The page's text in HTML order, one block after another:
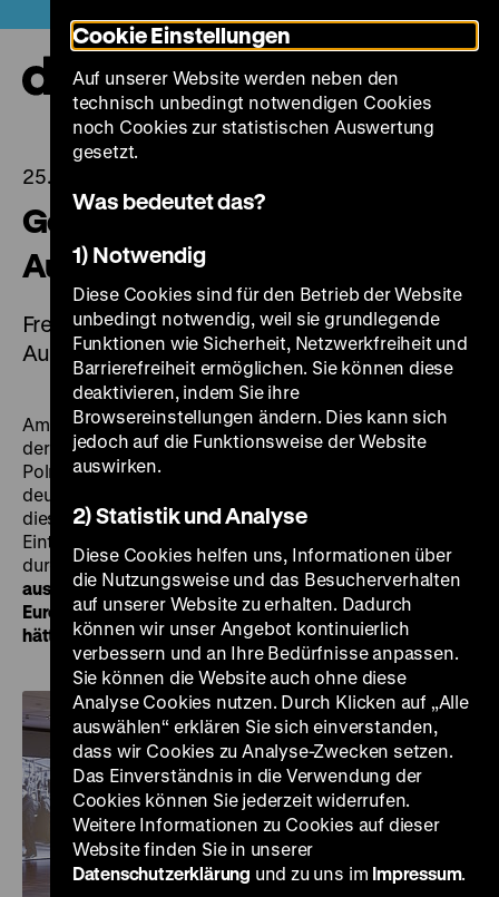
zum
Seiteninhalt
springen
25.07.2025
Gedenktag des Warschauer
Aufstands am 1. August
Freier Eintritt und kostenfreie Führungen am 1.
August 2025
Am Freitag, den 1. August 2025 jährt sich zum 81. Mal
der Beginn desWarschauer Aufstands
durch die
Polnische Heimatarmee (Armia Krajowa) gegen die
deutsche Besatzungsmacht im Jahr 1944. Anlässlich
dieses historischen Datums laden wir bei freiem
Eintritt zu einem kostenfreien
durch die aktuellen Wechselausstellungen„Gewalt
ausstellen: Erste Ausstellungen zur NS-Besatzung in
Europa, 1945-1948“und„Roads not Taken. Oder: Es
hätte auch anders kommen können“in den Pei-Bau ein.
Cookie Einstellungen
Auf unserer Website werden neben den
technisch unbedingt notwendigen Cookies
noch Cookies zur statistischen Auswertung
gesetzt.
Was bedeutet das?
1) Notwendig
Diese Cookies sind für den Betrieb der Website
unbedingt notwendig, weil sie grundlegende
Funktionen wie Sicherheit, Netzwerkfreiheit und
Barrierefreiheit ermöglichen. Sie können diese
deaktivieren, indem Sie ihre
Browsereinstellungen ändern. Dies kann sich
jedoch auf die Funktionsweise der Website
auswirken.
2) Statistik und Analyse
Diese Cookies helfen uns, Informationen über
die Nutzungsweise und das Besucherverhalten
auf unserer Website zu erhalten. Dadurch
können wir unser Angebot kontinuierlich
verbessern und an Ihre Bedürfnisse anpassen.
Sie können die Website auch ohne diese
Analyse Cookies nutzen. Durch Klicken auf „Alle
auswählen“ erklären Sie sich einverstanden,
dass wir Cookies zu Analyse-Zwecken setzen.
Das Einverständnis in die Verwendung der
Cookies können Sie jederzeit widerrufen.
Weitere Informationen zu Cookies auf dieser
Website finden Sie in unserer
Datenschutzerklärung und zu uns im Impressum.